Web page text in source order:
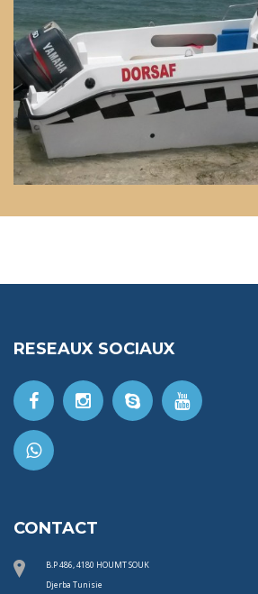
RESEAUX SOCIAUX
CONTACT
B.P 486, 4180 HOUMT SOUK
Djerba Tunisie